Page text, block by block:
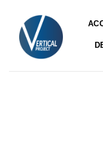
contenu